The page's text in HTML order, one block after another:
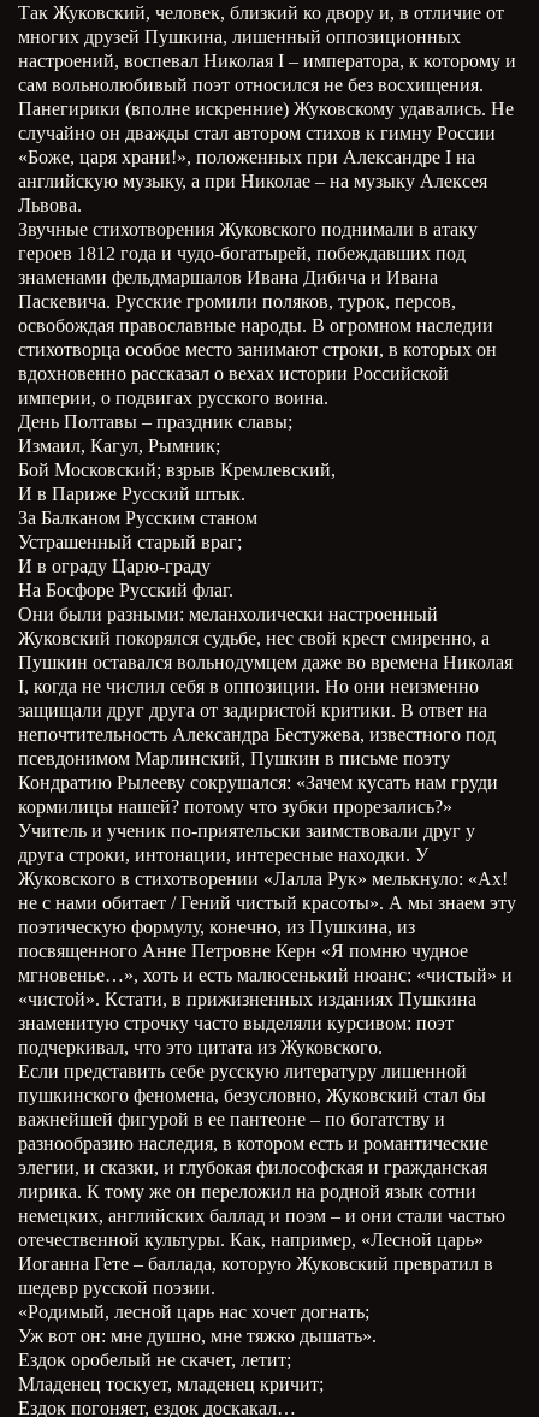
Так Жуковский, человек, близкий ко двору и, в отличие от
многих друзей Пушкина, лишенный оппозиционных
настроений, воспевал Николая I – императора, к которому и
сам вольнолюбивый поэт относился не без восхищения.
Панегирики (вполне искренние) Жуковскому удавались. Не
случайно он дважды стал автором стихов к гимну России
«Боже, царя храни!», положенных при Александре I на
английскую музыку, а при Николае – на музыку Алексея
Львова.
Звучные стихотворения Жуковского поднимали в атаку
героев 1812 года и чудо-богатырей, побеждавших под
знаменами фельдмаршалов Ивана Дибича и Ивана
Паскевича. Русские громили поляков, турок, персов,
освобождая православные народы. В огромном наследии
стихотворца особое место занимают строки, в которых он
вдохновенно рассказал о вехах истории Российской
империи, о подвигах русского воина.
День Полтавы – праздник славы;
Измаил, Кагул, Рымник;
Бой Московский; взрыв Кремлевский,
И в Париже Русский штык.
За Балканом Русским станом
Устрашенный старый враг;
И в ограду Царю-граду
На Босфоре Русский флаг.
Они были разными: меланхолически настроенный
Жуковский покорялся судьбе, нес свой крест смиренно, а
Пушкин оставался вольнодумцем даже во времена Николая
I, когда не числил себя в оппозиции. Но они неизменно
защищали друг друга от задиристой критики. В ответ на
непочтительность Александра Бестужева, известного под
псевдонимом Марлинский, Пушкин в письме поэту
Кондратию Рылееву сокрушался: «Зачем кусать нам груди
кормилицы нашей? потому что зубки прорезались?»
Учитель и ученик по-приятельски заимствовали друг у
друга строки, интонации, интересные находки. У
Жуковского в стихотворении «Лалла Рук» мелькнуло: «Ах!
не с нами обитает / Гений чистый красоты». А мы знаем эту
поэтическую формулу, конечно, из Пушкина, из
посвященного Анне Петровне Керн «Я помню чудное
мгновенье…», хоть и есть малюсенький нюанс: «чистый» и
«чистой». Кстати, в прижизненных изданиях Пушкина
знаменитую строчку часто выделяли курсивом: поэт
подчеркивал, что это цитата из Жуковского.
Если представить себе русскую литературу лишенной
пушкинского феномена, безусловно, Жуковский стал бы
важнейшей фигурой в ее пантеоне – по богатству и
разнообразию наследия, в котором есть и романтические
элегии, и сказки, и глубокая философская и гражданская
лирика. К тому же он переложил на родной язык сотни
немецких, английских баллад и поэм – и они стали частью
отечественной культуры. Как, например, «Лесной царь»
Иоганна Гете – баллада, которую Жуковский превратил в
шедевр русской поэзии.
«Родимый, лесной царь нас хочет догнать;
Уж вот он: мне душно, мне тяжко дышать».
Ездок оробелый не скачет, летит;
Младенец тоскует, младенец кричит;
Ездок погоняет, ездок доскакал…